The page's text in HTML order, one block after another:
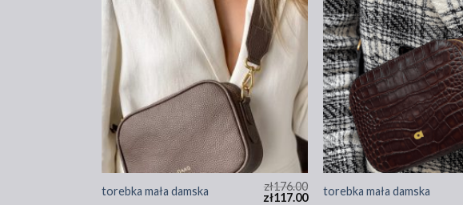
torebka mała damska zł176.00
zł117.00 torebka mała damska